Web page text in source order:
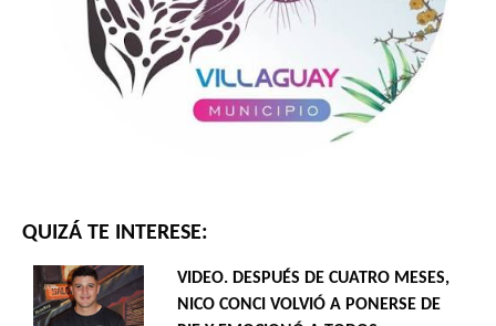
QUIZÁ TE INTERESE:
VIDEO. DESPUÉS DE CUATRO MESES,
NICO CONCI VOLVIÓ A PONERSE DE